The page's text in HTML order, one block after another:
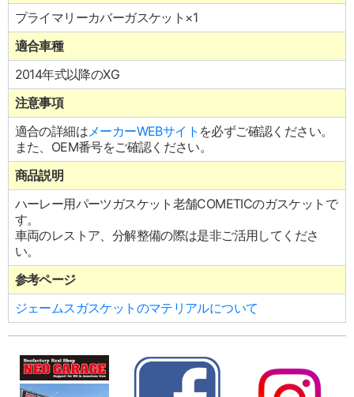
プライマリーカバーガスケット×1
適合車種
2014年式以降のXG
注意事項
適合の詳細はメーカーWEBサイト を必ずご確認ください。
また、OEM番号をご確認ください。
商品説明
ハーレー用パーツガスケット老舗COMETICのガスケットで
す。
車両のレストア、分解整備の際は是非ご活用してくださ
い。
参考ページ
ジェームスガスケットのマテリアルについて